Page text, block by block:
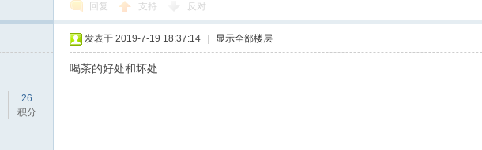
回复 支持 反对
26
积分
发表于 2019-7-19 18:37:14 显示全部楼层
喝茶的好处和坏处